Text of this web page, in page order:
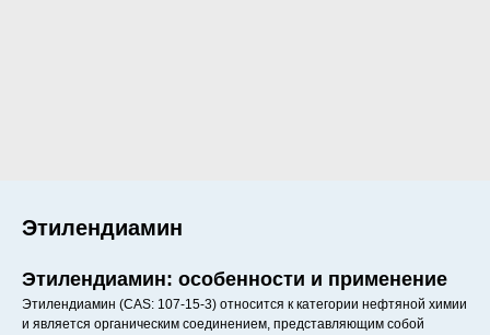
Этилендиамин
Этилендиамин: особенности и применение
Этилендиамин (CAS: 107-15-3) относится к категории нефтяной химии
и является органическим соединением, представляющим собой